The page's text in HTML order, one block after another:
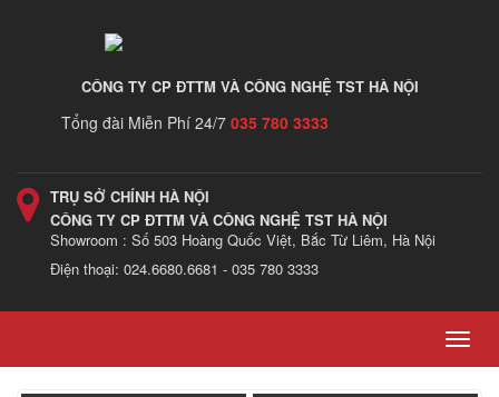
CÔNG TY CP ĐTTM VÀ CÔNG NGHỆ TST HÀ NỘI
Tổng đài Miễn Phí 24/7 035 780 3333
TRỤ SỞ CHÍNH HÀ NỘI
CÔNG TY CP ĐTTM VÀ CÔNG NGHỆ TST HÀ NỘI
Showroom : Số 503 Hoàng Quốc Việt, Bắc Từ Liêm, Hà Nội
Điện thoại: 024.6680.6681 - 035 780 3333